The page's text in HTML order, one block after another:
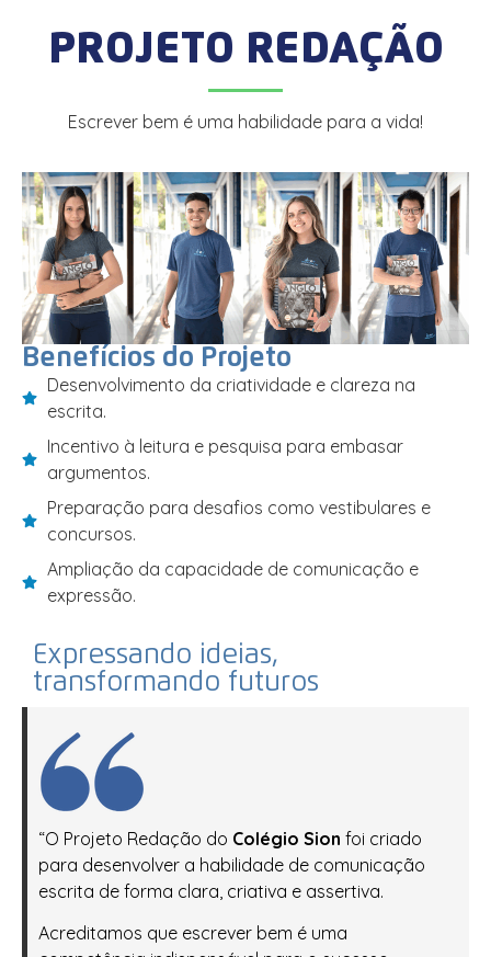
PROJETO REDAÇÃO
Escrever bem é uma habilidade para a vida!
Benefícios do Projeto
Desenvolvimento da criatividade e clareza na
escrita.
Incentivo à leitura e pesquisa para embasar
argumentos.
Preparação para desafios como vestibulares e
concursos.
Ampliação da capacidade de comunicação e
expressão.
Expressando ideias,
transformando futuros
“O Projeto Redação do Colégio Sion foi criado
para desenvolver a habilidade de comunicação
escrita de forma clara, criativa e assertiva.
Acreditamos que escrever bem é uma